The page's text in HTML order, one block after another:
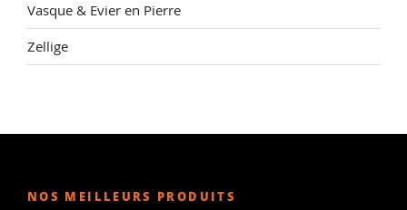
Vasque & Evier en Pierre
Zellige
NOS MEILLEURS PRODUITS